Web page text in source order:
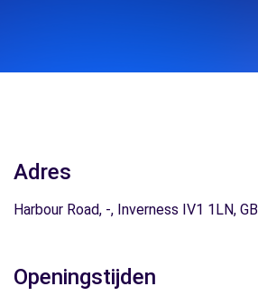
Adres
Harbour Road, -, Inverness IV1 1LN, GB
Openingstijden